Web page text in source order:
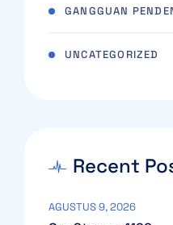
GANGGUAN
UNCATEGORIZED
Recent
AGUSTUS 9, 2026